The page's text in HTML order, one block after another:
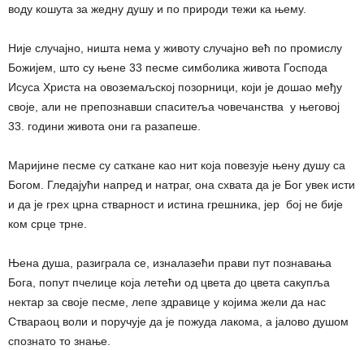
воду кошута за жедну душу и по природи тежи ка њему.
Није случајно, ништа нема у животу случајно већ по промислу
Божијем, што су њене 33 песме симболика живота Господа
Исуса Христа на овоземаљској позорници, који је дошао међу
своје, али не препознавши спаситеља човечанства у његовој
33. години живота они га разапеше.
Маријине песме су саткане као нит која повезује њену душу са
Богом. Гледајући напред и натраг, она схвата да је Бог увек исти
и да је грех црна стварност и истина грешника, јер бој не бије
ком срце трне.
Њена душа, разиграла се, изналазећи прави пут познавања
Бога, попут пчелице која летећи од цвета до цвета сакупља
нектар за своје песме, лепе здравице у којима жели да нас
Ствараоц воли и поручује да је пожуда лакома, а јалово душом
спознато то знање.